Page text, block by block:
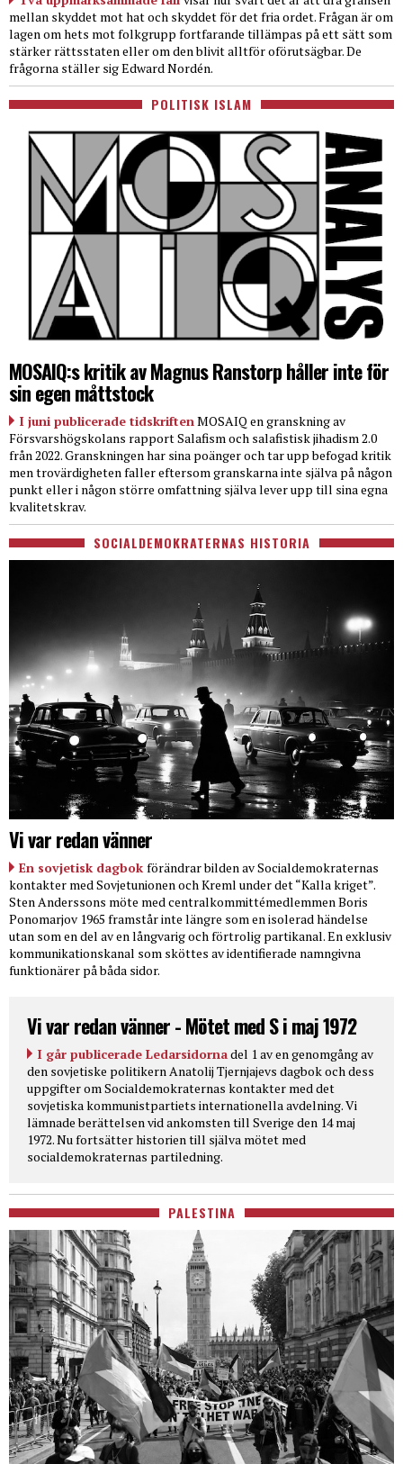
mellan skyddet mot hat och skyddet för det fria ordet. Frågan är om
lagen om hets mot folkgrupp fortfarande tillämpas på ett sätt som
stärker rättsstaten eller om den blivit alltför oförutsägbar. De
frågorna ställer sig Edward Nordén.
POLITISK ISLAM
MOSAIQ:s kritik av Magnus Ranstorp håller inte för
sin egen måttstock
I juni publicerade tidskriftenMOSAIQ en granskning av
Försvarshögskolans rapport Salafism och salafistisk jihadism 2.0
från 2022. Granskningen har sina poänger och tar upp befogad kritik
men trovärdigheten faller eftersom granskarna inte själva på någon
punkt eller i någon större omfattning själva lever upp till sina egna
kvalitetskrav.
SOCIALDEMOKRATERNAS HISTORIA
Vi var redan vänner
En sovjetisk dagbok förändrar bilden av Socialdemokraternas
kontakter med Sovjetunionen och Kreml under det “Kalla kriget”.
Sten Anderssons möte med centralkommittémedlemmen Boris
Ponomarjov 1965 framstår inte längre som en isolerad händelse
utan som en del av en långvarig och förtrolig partikanal. En exklusiv
kommunikationskanal som sköttes av identifierade namngivna
funktionärer på båda sidor.
Vi var redan vänner - Mötet med S i maj 1972
I går publicerade Ledarsidornadel 1 av en genomgång av
den sovjetiske politikern Anatolij Tjernjajevs dagbok och dess
uppgifter om Socialdemokraternas kontakter med det
sovjetiska kommunistpartiets internationella avdelning. Vi
lämnade berättelsen vid ankomsten till Sverige den 14 maj
1972. Nu fortsätter historien till själva mötet med
socialdemokraternas partiledning.
PALESTINA